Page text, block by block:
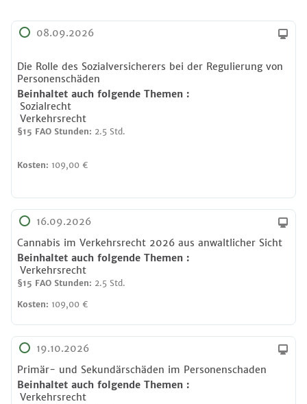
08.09.2026
Die Rolle des Sozialversicherers bei der Regulierung von
Personenschäden
Beinhaltet auch folgende Themen :
Sozialrecht
Verkehrsrecht
§15 FAO Stunden: 2.5 Std.
Kosten: 109,00 €
16.09.2026
Cannabis im Verkehrsrecht 2026 aus anwaltlicher Sicht
Beinhaltet auch folgende Themen :
Verkehrsrecht
§15 FAO Stunden: 2.5 Std.
Kosten: 109,00 €
19.10.2026
Primär- und Sekundärschäden im Personenschaden
Beinhaltet auch folgende Themen :
Verkehrsrecht